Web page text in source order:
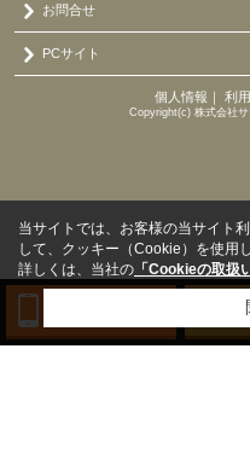
お問合せ
PCサイト
個人情報 ｜ 利
Copyright(c) 株式会社
当サイトでは、お客様の当サイト
して、クッキー（Cookie）を使用
詳しくは、当社の 「Cookieの取扱